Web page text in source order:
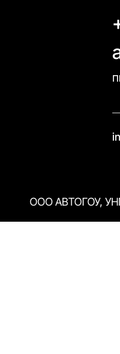
ООО АВТОГОУ,